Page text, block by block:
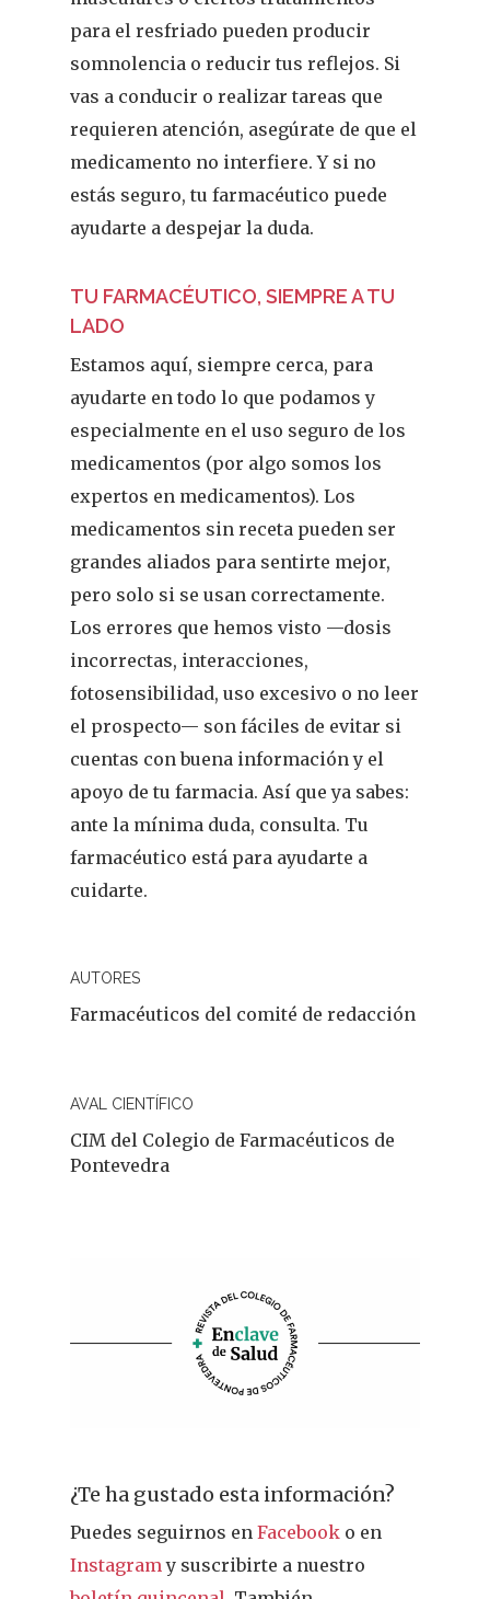
para el resfriado pueden producir
somnolencia o reducir tus reflejos. Si
vas a conducir o realizar tareas que
requieren atención, asegúrate de que el
medicamento no interfiere. Y si no
estás seguro, tu farmacéutico puede
ayudarte a despejar la duda.
TU FARMACÉUTICO, SIEMPRE A TU
LADO
Estamos aquí, siempre cerca, para
ayudarte en todo lo que podamos y
especialmente en el uso seguro de los
medicamentos (por algo somos los
expertos en medicamentos). Los
medicamentos sin receta pueden ser
grandes aliados para sentirte mejor,
pero solo si se usan correctamente.
Los errores que hemos visto —dosis
incorrectas, interacciones,
fotosensibilidad, uso excesivo o no leer
el prospecto— son fáciles de evitar si
cuentas con buena información y el
apoyo de tu farmacia. Así que ya sabes:
ante la mínima duda, consulta. Tu
farmacéutico está para ayudarte a
cuidarte.
AUTORES
Farmacéuticos del comité de redacción
AVAL CIENTÍFICO
CIM del Colegio de Farmacéuticos de
Pontevedra
¿Te ha gustado esta información?
Puedes seguirnos enFacebook o en
Instagram y suscribirte a nuestro
Actualidad
¿Sabías
Infantil
Dermofarmacia
Salud
Nutrición
Fitoterapia
La Voz De
Pacientes
Suscribirme